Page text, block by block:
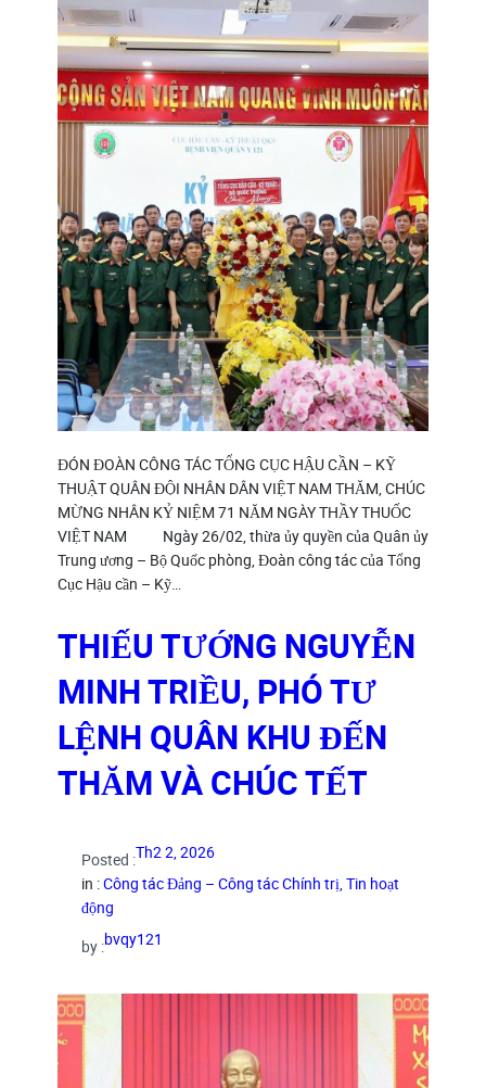
ĐÓN ĐOÀN CÔNG TÁC TỔNG CỤC HẬU CẦN – KỸ
THUẬT QUÂN ĐỘI NHÂN DÂN VIỆT NAM THĂM, CHÚC
MỪNG NHÂN KỶ NIỆM 71 NĂM NGÀY THẦY THUỐC
VIỆT NAM ​ Ngày 26/02, thừa ủy quyền của Quân ủy
Trung ương – Bộ Quốc phòng, Đoàn công tác của Tổng
Cục Hậu cần – Kỹ…
THIẾU TƯỚNG NGUYỄN
MINH TRIỀU, PHÓ TƯ
LỆNH QUÂN KHU ĐẾN
THĂM VÀ CHÚC TẾT
Posted :Th2 2, 2026
in :Công tác Đảng – Công tác Chính trị , Tin hoạt
động
by :bvqy121